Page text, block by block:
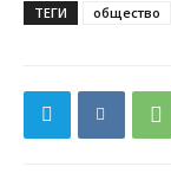
ТЕГИ общество